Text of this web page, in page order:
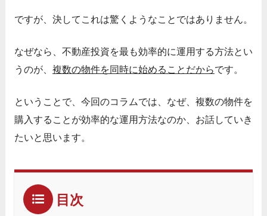
ですが、決してこれは驚くようなことではありません。
なぜなら、不動産投資を最も効率的に運用する方法とい
うのが、 複数の物件を同時に始めることだからです。
ということで、今回のコラムでは、なぜ、複数の物件を
購入することが効率的な運用方法なのか、お話していき
たいと思います。
目次